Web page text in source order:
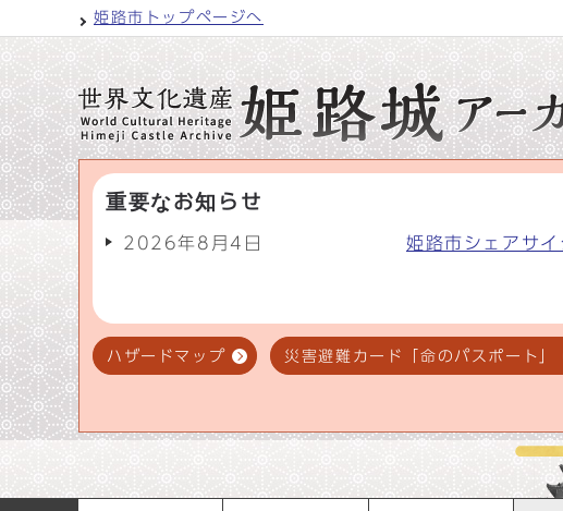
姫路市トップページへ
重要なお知らせ
2026年8月4日 姫路市シェアサ
ハザードマップ 災害避難カード「命のパスポート」